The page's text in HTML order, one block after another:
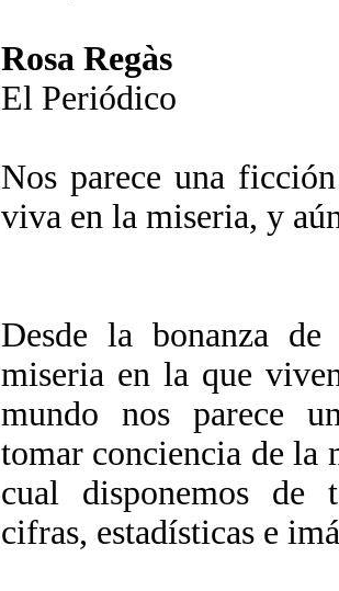
Rosa Regàs
El Periódico
Nos parece una
viva en la miseria, y
Desde la bonanza
miseria en la que
mundo nos parece
tomar conciencia de la
cual disponemos de
cifras, estadísticas e